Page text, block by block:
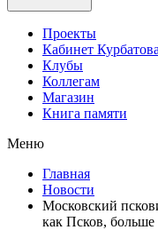
Проекты
Кабинет Курбатова
Клубы
Коллегам
Магазин
Книга памяти
Меню
Главная
Новости
Московский
как Псков, больше